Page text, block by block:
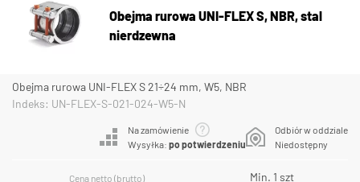
Obejma rurowa UNI-FLEX S, NBR, stal
nierdzewna
Obejma rurowa UNI-FLEX S 21÷24 mm, W5, NBR
Indeks: UN-FLEX-S-021-024-W5-N
Na zamówienie
Wysyłka: po potwierdzeniu
Odbiór w oddziale
Niedostępny
Cena netto (brutto) Min. 1 szt